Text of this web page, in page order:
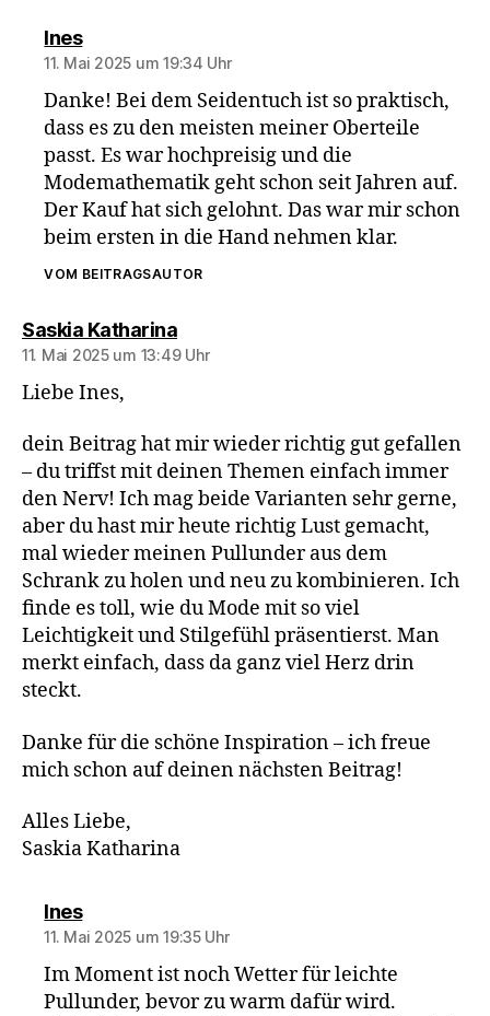
Inessagt:
11. Mai 2025 um 19:34 Uhr
Danke! Bei dem Seidentuch ist so praktisch,
dass es zu den meisten meiner Oberteile
passt. Es war hochpreisig und die
Modemathematik geht schon seit Jahren auf.
Der Kauf hat sich gelohnt. Das war mir schon
beim ersten in die Hand nehmen klar.
VOM BEITRAGSAUTOR
Saskia Katharinasagt:
11. Mai 2025 um 13:49 Uhr
Liebe Ines,
dein Beitrag hat mir wieder richtig gut gefallen
– du triffst mit deinen Themen einfach immer
den Nerv! Ich mag beide Varianten sehr gerne,
aber du hast mir heute richtig Lust gemacht,
mal wieder meinen Pullunder aus dem
Schrank zu holen und neu zu kombinieren. Ich
finde es toll, wie du Mode mit so viel
Leichtigkeit und Stilgefühl präsentierst. Man
merkt einfach, dass da ganz viel Herz drin
steckt.
Danke für die schöne Inspiration – ich freue
mich schon auf deinen nächsten Beitrag!
Alles Liebe,
Saskia Katharina
Inessagt:
11. Mai 2025 um 19:35 Uhr
Im Moment ist noch Wetter für leichte
Pullunder, bevor zu warm dafür wird.